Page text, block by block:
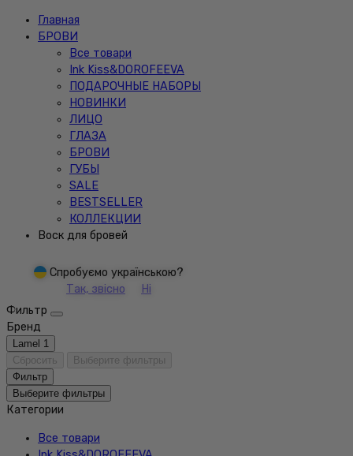
Главная
БРОВИ
Все товари
Ink Kiss&DOROFEEVA
ПОДАРОЧНЫЕ НАБОРЫ
НОВИНКИ
ЛИЦО
ГЛАЗА
БРОВИ
ГУБЫ
SALE
BESTSELLER
КОЛЛЕКЦИИ
Воск для бровей
Спробуємо українською?
Так, звісно
Ні
Фильтр
Бренд
Lamel 1
Сбросить
Выберите фильтры
Фильтр
Выберите фильтры
Категории
Все товари